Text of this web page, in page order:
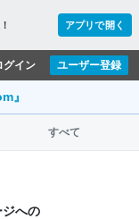
アプリで開く
ユーザー登録
グイン
』
すべて
への